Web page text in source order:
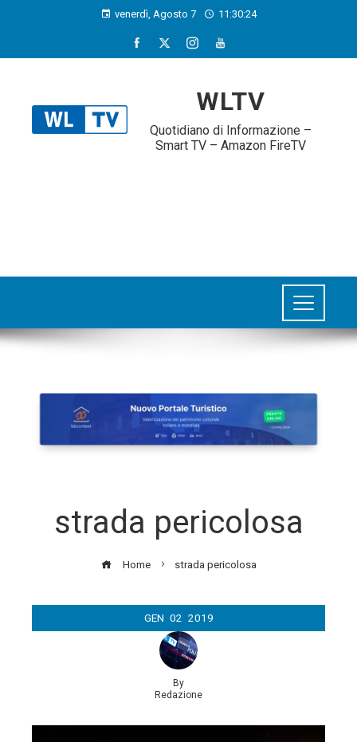
venerdì, Agosto 7 11:30:24
WLTV
Quotidiano di Informazione –
Smart TV – Amazon FireTV
strada pericolosa
Home strada pericolosa
GEN 02 2019
By
Redazione